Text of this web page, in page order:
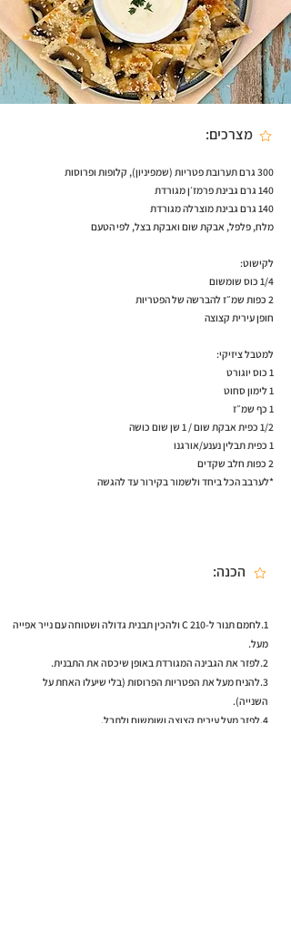
מצרכים:
300 גרם תערובת פטריות (שמפיניון), קלופות ופרוסות
140 גרם גבינת פרמז׳ן מגורדת
140 גרם גבינת מוצרלה מגורדת
מלח, פלפל, אבקת שום ואבקת בצל, לפי הטעם
לקישוט:
1/4 כוס שומשום
2 כפות שמ״ז להברשה של הפטריות
חופן עירית קצוצה
למטבל ציזיקי:
1 כוס יוגורט
1 לימון סחוט
1 כף שמ״ז
1/2 כפית אבקת שום / 1 שן שום כושה
1 כפית תבלין נענע/אורגנו
2 כפות חלב שקדים
*לערבב הכל ביחד ולשמור בקירור עד להגשה
הכנה:
1.לחמם תנור ל-210 C ולהכין תבנית גדולה ושטוחה עם נייר אפייה
מעל.
2.לפזר את הגבינה המגורדת באופן שיכסה את התבנית.
3.להניח מעל את הפטריות הפרוסות (בלי שיעלו האחת על
השנייה).
4.לפזר מעל עירית קצוצה ושומשום ולתבל.